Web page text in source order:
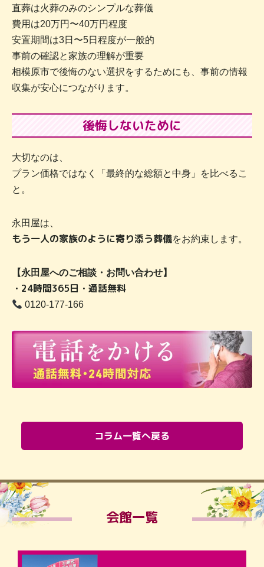
直葬は火葬のみのシンプルな葬儀
費用は20万円〜40万円程度
安置期間は3日〜5日程度が一般的
事前の確認と家族の理解が重要
相模原市で後悔のない選択をするためにも、事前の情報
収集が安心につながります。
後悔しないために
大切なのは、
プラン価格ではなく「最終的な総額と中身」を比べるこ
と。
永田屋は、
もう一人の家族のように寄り添う葬儀をお約束します。
【永田屋へのご相談・お問い合わせ】
・24時間365日・通話無料
0120-177-166
コラム一覧へ戻る
会館一覧